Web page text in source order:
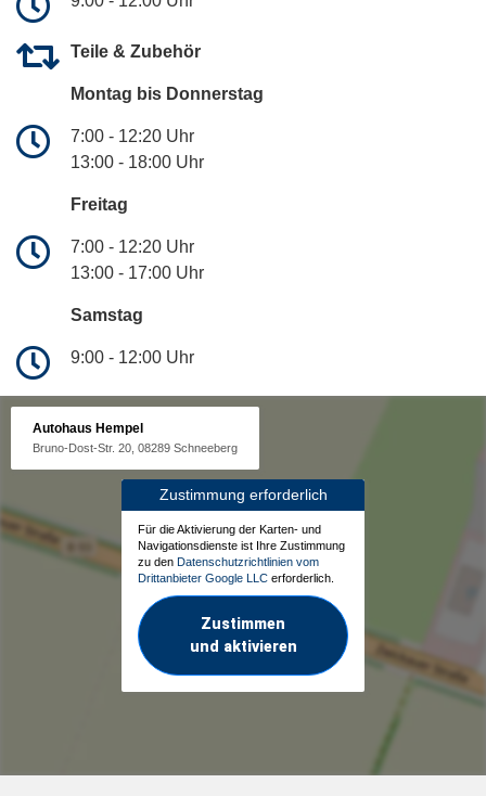
Teile & Zubehör
Montag bis Donnerstag
7:00 - 12:20 Uhr
13:00 - 18:00 Uhr
Freitag
7:00 - 12:20 Uhr
13:00 - 17:00 Uhr
Samstag
9:00 - 12:00 Uhr
Autohaus Hempel
Bruno-Dost-Str. 20, 08289 Schneeberg
Zustimmung erforderlich
Für die Aktivierung der Karten- und
Navigationsdienste ist Ihre Zustimmung
zu den Datenschutzrichtlinien vom
Drittanbieter Google LLC erforderlich.
Zustimmen
und aktivieren